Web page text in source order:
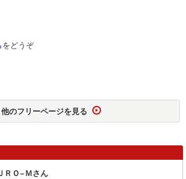
をどうぞ
他のフリーページを見る
ＲＯ−Ｍさん